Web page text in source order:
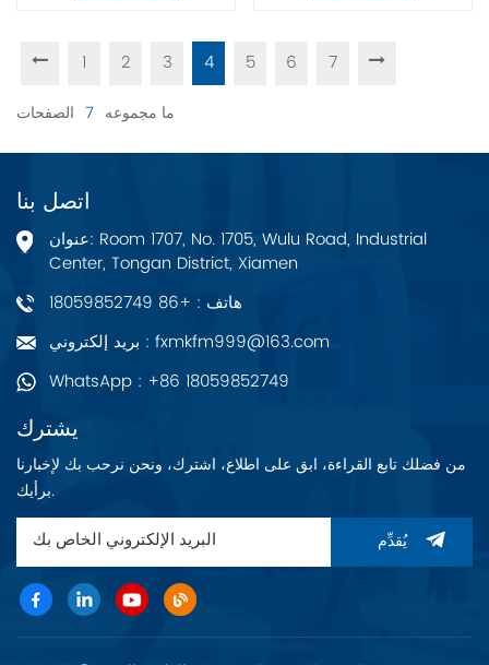
1 2 3 4 5 6 7
ما مجموعه 7 الصفحات
اتصل بنا
عنوان: Room 1707, No. 1705, Wulu Road, Industrial
Center, Tongan District, Xiamen
هاتف : +86 18059852749
بريد إلكتروني : fxmkfm999@163.com
WhatsApp : +86 18059852749
يشترك
من فضلك تابع القراءة، ابق على اطلاع، اشترك، ونحن نرحب بك لإخبارنا
برأيك.
يُقدِّم